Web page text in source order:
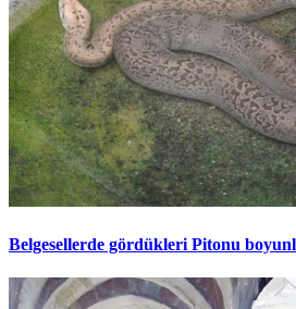
Belgesellerde gördükleri Pitonu